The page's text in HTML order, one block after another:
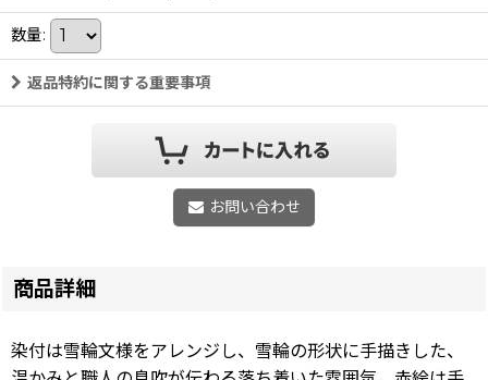
数量:
返品特約に関する重要事項
お問い合わせ
商品詳細
染付は雪輪文様をアレンジし、雪輪の形状に手描きした、